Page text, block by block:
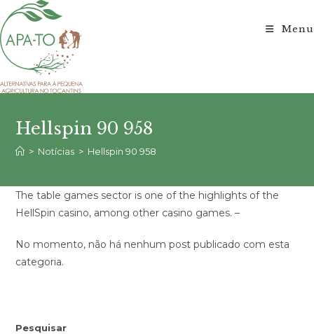
para
o
conteúdo
Menu
Hellspin 90 958
> Notícias > Hellspin 90 958
The table games sector is one of the highlights of the
HellSpin casino, among other casino games. –
No momento, não há nenhum post publicado com esta
categoria.
Pesquisar